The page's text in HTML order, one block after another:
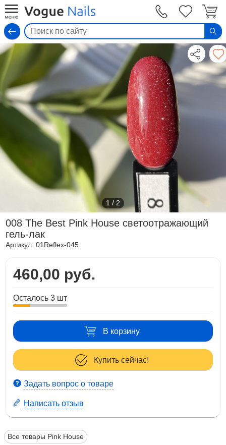
1 / 2
008 The Best Pink House светоотражающий
гель-лак
Артикул:01Reflex-045
460,00 руб.
Осталось 3 шт
В корзину
Купить сейчас!
Задать вопрос о товаре
Написать отзыв
Все товары Pink House